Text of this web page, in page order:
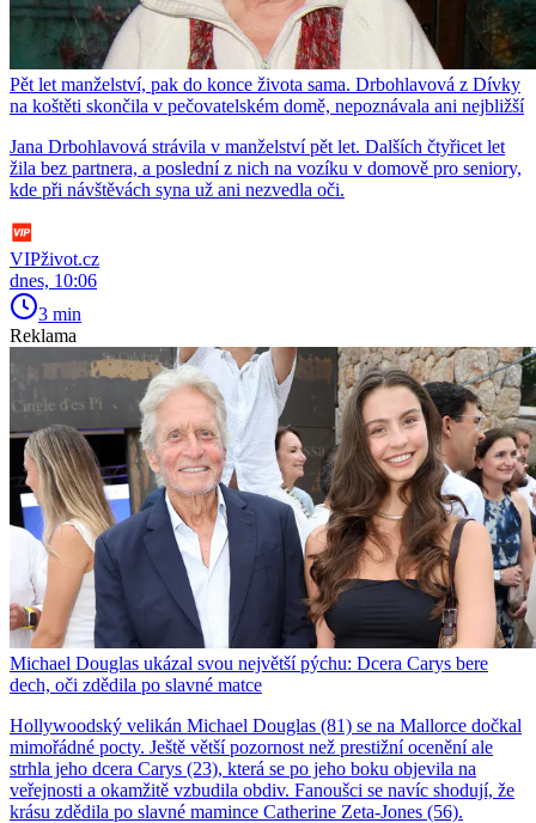
Pět let manželství, pak do konce života sama. Drbohlavová z Dívky
na koštěti skončila v pečovatelském domě, nepoznávala ani nejbližší
Jana Drbohlavová strávila v manželství pět let. Dalších čtyřicet let
žila bez partnera, a poslední z nich na vozíku v domově pro seniory,
kde při návštěvách syna už ani nezvedla oči.
VIPživot.cz
dnes, 10:06
3 min
Reklama
Michael Douglas ukázal svou největší pýchu: Dcera Carys bere
dech, oči zdědila po slavné matce
Hollywoodský velikán Michael Douglas (81) se na Mallorce dočkal
mimořádné pocty. Ještě větší pozornost než prestižní ocenění ale
strhla jeho dcera Carys (23), která se po jeho boku objevila na
veřejnosti a okamžitě vzbudila obdiv. Fanoušci se navíc shodují, že
krásu zdědila po slavné mamince Catherine Zeta-Jones (56).